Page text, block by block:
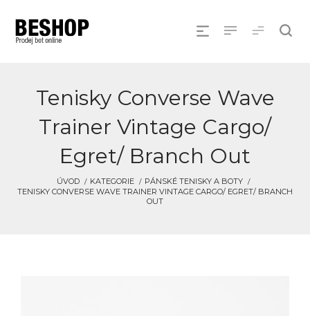
Tenisky Converse Wave
Trainer Vintage Cargo/
Egret/ Branch Out
ÚVOD KATEGORIE
PÁNSKÉ TENISKY A BOTY
TENISKY CONVERSE WAVE TRAINER VINTAGE CARGO/ EGRET/ BRANCH
OUT